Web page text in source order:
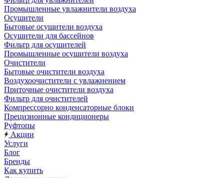
Промышленные увлажнители воздуха
Осушители
Бытовые осушители воздуха
Осушители для бассейнов
Фильтр для осушителей
Промышленные осушители воздуха
Очистители
Бытовые очистители воздуха
Воздухоочистители с увлажнением
Приточные очистители воздуха
Фильтр для очистителей
Компрессорно конденсаторные блоки
Прецизионные кондиционеры
Руфтопы
Акции
Услуги
Блог
Бренды
Как купить